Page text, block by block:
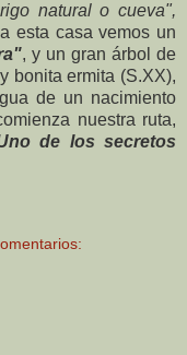
natural o cueva",
esta casa vemos un
, y un gran árbol de
bonita ermita (S.XX),
de un nacimiento
nuestra ruta,
de los secretos